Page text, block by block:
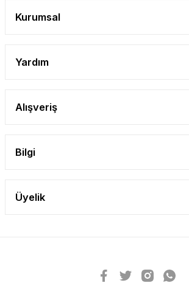
Kurumsal
Yardım
Alışveriş
Bilgi
Üyelik